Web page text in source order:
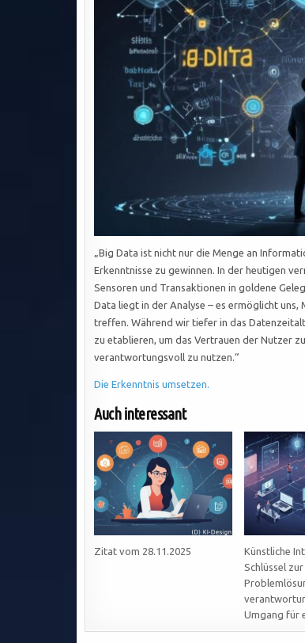
„Big Data ist nicht nur die Menge an
Erkenntnisse zu gewinnen. In der heutigen
Sensoren und Transaktionen in goldene
Data liegt in der Analyse – es ermöglicht
treffen. Während wir tiefer in das
zu etablieren, um das Vertrauen der Nutzer
verantwortungsvoll zu nutzen.“
Die Erkenntnis umsetzen.
Auch interessant
Zitat vom 28.11.2025
Künstliche
Schlüssel
Umgang für